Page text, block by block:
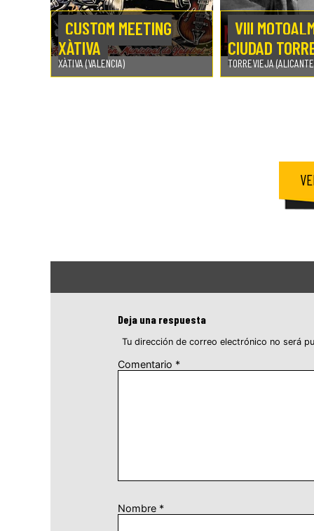
CUSTOM MEETING
XÀTIVA
XÀTIVA (VALENCIA)
VIII
CIUDAD
TORREVIEJA
Deja una respuesta
Tu dirección de correo electrónico no será
Comentario *
Nombre *